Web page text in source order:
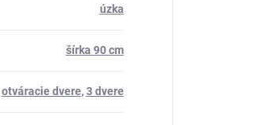
úzka
šírka 90 cm
otváracie dvere,3 dvere